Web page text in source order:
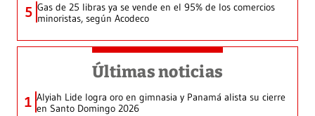
5 Gas de 25 libras ya se vende en el 95% de los comercios
minoristas, según Acodeco
Últimas noticias
1 Alyiah Lide logra oro en gimnasia y Panamá alista su cierre
en Santo Domingo 2026